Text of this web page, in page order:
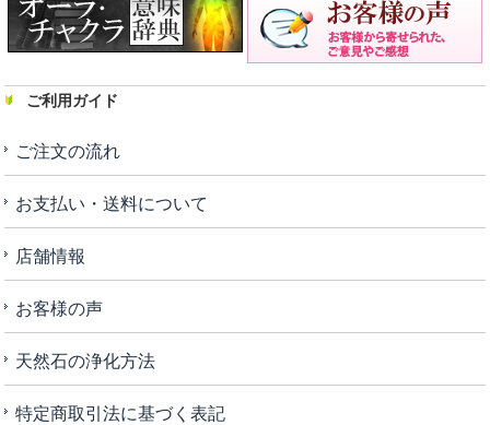
ご利用ガイド
ご注文の流れ
お支払い・送料について
店舗情報
お客様の声
天然石の浄化方法
特定商取引法に基づく表記